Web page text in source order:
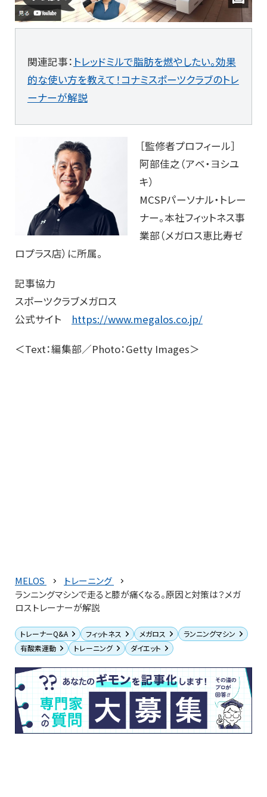
関連記事： トレッドミルで脂肪を燃やしたい。効果
的な使い方を教えて！コナミスポーツクラブのトレ
ーナーが解説
［監修者プロフィール］
阿部佳之（アベ・ヨシユ
キ）
MCSPパーソナル・トレー
ナー。本社フィットネス事
業部（メガロス恵比寿ゼ
ロプラス店）に所属。
記事協力
スポーツクラブメガロス
公式サイト https://www.megalos.co.jp/
＜Text：編集部／Photo：Getty Images＞
MELOS
トレーニング
ランニングマシンで走ると膝が痛くなる。原因と対策は？メガ
ロストレーナーが解説
トレーナーQ&A フィットネス メガロス
ランニングマシン
有酸素運動
トレーニング ダイエット